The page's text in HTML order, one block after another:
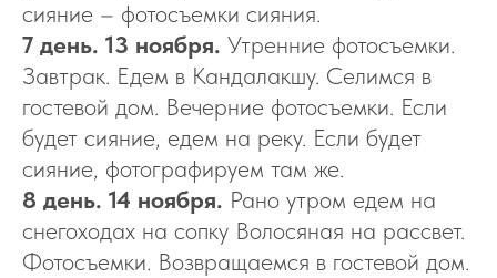
сияние – фотосъемки сияния.
7 день. 13 ноября. Утренние фотосъемки.
Завтрак. Едем в Кандалакшу. Селимся в
гостевой дом. Вечерние фотосъемки. Если
будет сияние, едем на реку. Если будет
сияние, фотографируем там же.
8 день. 14 ноября. Рано утром едем на
снегоходах на сопку Волосяная на рассвет.
Фотосъемки. Возвращаемся в гостевой дом.